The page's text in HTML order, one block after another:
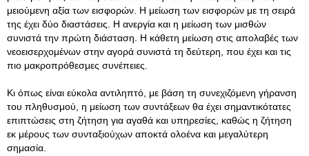
μειούμενη αξία των εισφορών. Η μείωση των εισφορών με τη σειρά
της έχει δύο διαστάσεις. Η ανεργία και η μείωση των μισθών
συνιστά την πρώτη διάσταση. Η κάθετη μείωση στις απολαβές των
νεοεισερχομένων στην αγορά συνιστά τη δεύτερη, που έχει και τις
πιο μακροπρόθεσμες συνέπειες.
Κι όπως είναι εύκολα αντιληπτό, με βάση τη συνεχιζόμενη γήρανση
του πληθυσμού, η μείωση των συντάξεων θα έχει σημαντικότατες
επιπτώσεις στη ζήτηση για αγαθά και υπηρεσίες, καθώς η ζήτηση
εκ μέρους των συνταξιούχων αποκτά ολοένα και μεγαλύτερη
σημασία.